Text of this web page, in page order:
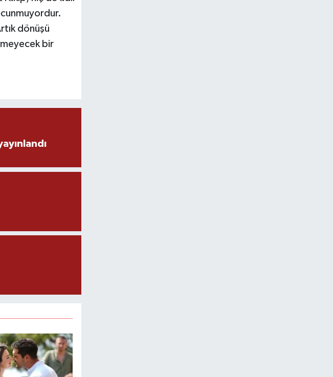
dönüşü
bir